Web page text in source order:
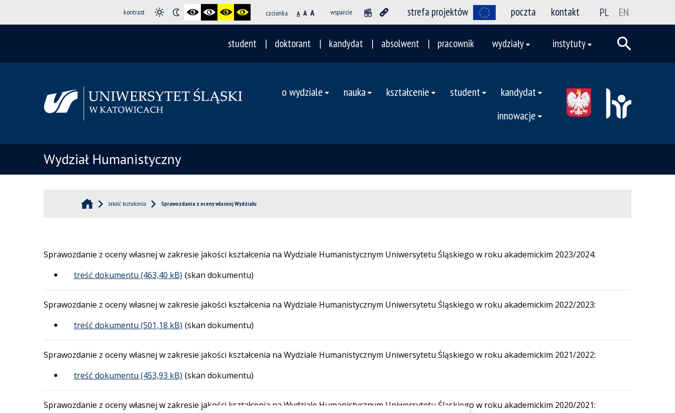
kontrast czcionka A A A wsparcie strefa projektów poczta kontakt PL EN
student doktorant kandydat absolwent pracownik wydziały instytuty
o wydziale nauka kształcenie student
kandydat
innowacje
Wydział Humanistyczny
Jakość kształcenia Sprawozdania z oceny własnej Wydziału
Sprawozdanie z oceny własnej w zakresie jakości kształcenia na Wydziale Humanistycznym Uniwersytetu Śląskiego w roku akademickim 2023/2024:
treść dokumentu
(skan dokumentu)
Sprawozdanie z oceny własnej w zakresie jakości kształcenia na Wydziale Humanistycznym Uniwersytetu Śląskiego w roku akademickim 2022/2023:
treść dokumentu
(skan dokumentu)
Sprawozdanie z oceny własnej w zakresie jakości kształcenia na Wydziale Humanistycznym Uniwersytetu Śląskiego w roku akademickim 2021/2022:
treść dokumentu
(skan dokumentu)
Sprawozdanie z oceny własnej w zakresie jakości kształcenia na Wydziale Humanistycznym Uniwersytetu Śląskiego w roku akademickim 2020/2021: